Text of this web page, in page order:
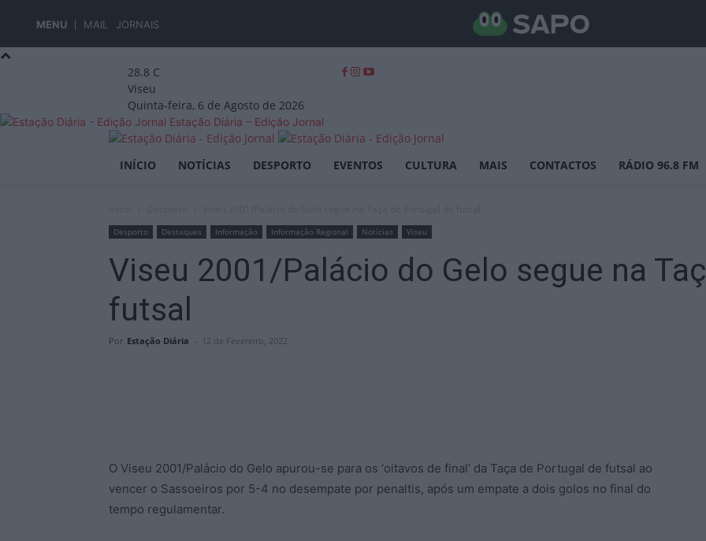
MENU MAIL JORNAIS
28.8 C
Viseu
Quinta-feira, 6 de Agosto de 2026
Estação Diária – Edição Jornal
INÍCIO NOTÍCIAS DESPORTO EVENTOS CULTURA MAIS CONTACTOS RÁDIO 96.8 FM
Desporto Destaques Informação Informação Regional Notícias Viseu
Viseu 2001/Palácio do Gelo segue na
futsal
Por Estação Diária - 12 de Fevereiro, 2022
O Viseu 2001/Palácio do Gelo apurou-se para os ‘oitavos de final’ da Taça de Portugal de futsal ao
vencer o Sassoeiros por 5-4 no desempate por penaltis, após um empate a dois golos no final do
tempo regulamentar.